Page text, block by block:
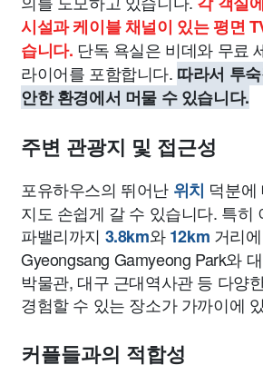
시설과 케이블 채널이 있는 평면
습니다. 단독 욕실은 비데와 무료
라이어를 포함합니다. 따라서 투
안한 환경에서 머물 수 있습니다.
주변 관광지 및 접근성
포유하우스의 뛰어난 위치 덕분에
지도 손쉽게 갈 수 있습니다. 특히
파밸리까지 3.8km와12km 거리
Gyeongsang Gamyeong Park와
박물관, 대구 근대역사관 등 다양
경험할 수 있는 장소가 가까이에
커플들과의 적합성